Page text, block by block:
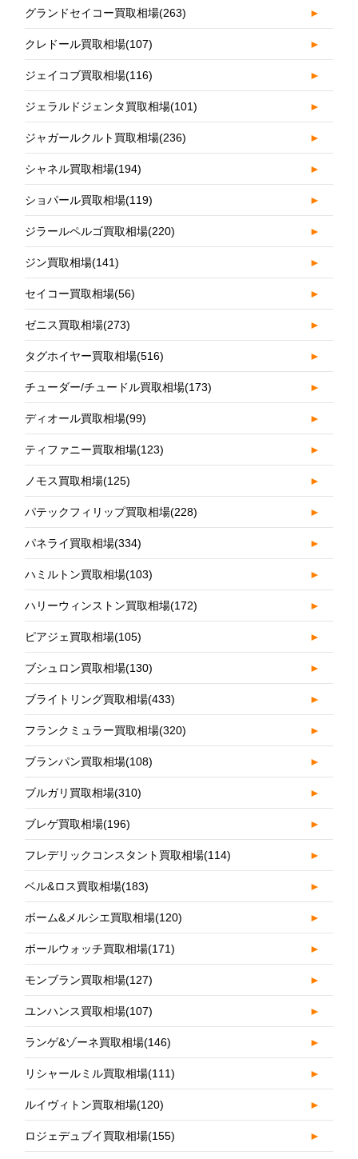
グランドセイコー買取相場(263) ►
クレドール買取相場(107) ►
ジェイコブ買取相場(116) ►
ジェラルドジェンタ買取相場(101) ►
ジャガールクルト買取相場(236) ►
シャネル買取相場(194) ►
ショパール買取相場(119) ►
ジラールペルゴ買取相場(220) ►
ジン買取相場(141) ►
セイコー買取相場(56) ►
ゼニス買取相場(273) ►
タグホイヤー買取相場(516) ►
チューダー/チュードル買取相場(173) ►
ディオール買取相場(99) ►
ティファニー買取相場(123) ►
ノモス買取相場(125) ►
パテックフィリップ買取相場(228) ►
パネライ買取相場(334) ►
ハミルトン買取相場(103) ►
ハリーウィンストン買取相場(172) ►
ピアジェ買取相場(105) ►
ブシュロン買取相場(130) ►
ブライトリング買取相場(433) ►
フランクミュラー買取相場(320) ►
ブランパン買取相場(108) ►
ブルガリ買取相場(310) ►
ブレゲ買取相場(196) ►
フレデリックコンスタント買取相場(114) ►
ベル&ロス買取相場(183) ►
ボーム&メルシエ買取相場(120) ►
ボールウォッチ買取相場(171) ►
モンブラン買取相場(127) ►
ユンハンス買取相場(107) ►
ランゲ&ゾーネ買取相場(146) ►
リシャールミル買取相場(111) ►
ルイヴィトン買取相場(120) ►
ロジェデュブイ買取相場(155) ►